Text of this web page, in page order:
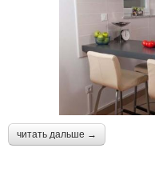
читать дальше →